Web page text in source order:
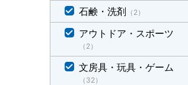
石鹸・洗剤 （2）
アウトドア・スポーツ
（2）
文房具・玩具・ゲーム
（32）